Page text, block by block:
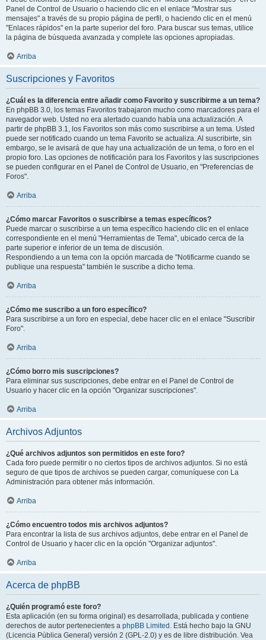
Panel de Control de Usuario o haciendo clic en el enlace "Mostrar sus
mensajes" a través de su propio página de perfil, o haciendo clic en el menú
"Enlaces rápidos" en la parte superior del foro. Para buscar sus temas, utilice
la página de búsqueda avanzada y complete las opciones apropiadas.
Arriba
Suscripciones y Favoritos
¿Cuál es la diferencia entre añadir como Favorito y suscribirme a un tema?
En phpBB 3.0, los temas Favoritos trabajaron mucho como marcadores para el
navegador web. Usted no era alertado cuando había una actualización. A
partir de phpBB 3.1, los Favoritos son más como suscribirse a un tema. Usted
puede ser notificado cuando un tema Favorito se actualiza. Al suscribirte, sin
embargo, se le avisará de que hay una actualización de un tema, o foro en el
propio foro. Las opciones de notificación para los Favoritos y las suscripciones
se pueden configurar en el Panel de Control de Usuario, en "Preferencias de
Foros".
Arriba
¿Cómo marcar Favoritos o suscribirse a temas específicos?
Puede marcar o suscribirse a un tema específico haciendo clic en el enlace
correspondiente en el menú "Herramientas de Tema", ubicado cerca de la
parte superior e inferior de un tema de discusión.
Respondiendo a un tema con la opción marcada de "Notificarme cuando se
publique una respuesta" también le suscribe a dicho tema.
Arriba
¿Cómo me suscribo a un foro específico?
Para suscribirse a un foro en especial, debe hacer clic en el enlace "Suscribir
Foro".
Arriba
¿Cómo borro mis suscripciones?
Para eliminar sus suscripciones, debe entrar en el Panel de Control de
Usuario y hacer clic en la opción "Organizar suscripciones".
Arriba
Archivos Adjuntos
¿Qué archivos adjuntos son permitidos en este foro?
Cada foro puede permitir o no ciertos tipos de archivos adjuntos. Si no está
seguro de que tipos de archivos se pueden cargar, comuníquese con La
Administración para obtener más información.
Arriba
¿Cómo encuentro todos mis archivos adjuntos?
Para encontrar la lista de sus archivos adjuntos, debe entrar en el Panel de
Control de Usuario y hacer clic en la opción "Organizar adjuntos".
Arriba
Acerca de phpBB
¿Quién programó este foro?
Esta aplicación (en su forma original) es desarrollada, publicada y contiene
derechos de autor pertenecientes a phpBB Limited . Está hecho bajo la GNU
(Licencia Pública General) versión 2 (GPL-2.0) y es de libre distribución. Vea